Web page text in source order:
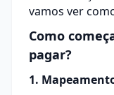
vamos ver
Como
pagar?
1.